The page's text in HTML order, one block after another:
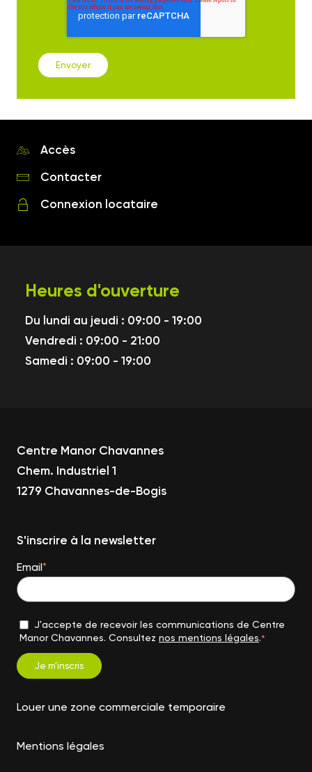
Accès
Contacter
Connexion locataire
Heures d'ouverture
Du lundi au jeudi : 09:00 - 19:00
Vendredi : 09:00 - 21:00
Samedi : 09:00 - 19:00
Centre Manor Chavannes
Chem. Industriel 1
1279 Chavannes-de-Bogis
S'inscrire à la newsletter
Email*
J'accepte de recevoir les communications de Centre
Manor Chavannes. Consultez nos mentions légales.*
Louer une zone commerciale temporaire
Mentions légales